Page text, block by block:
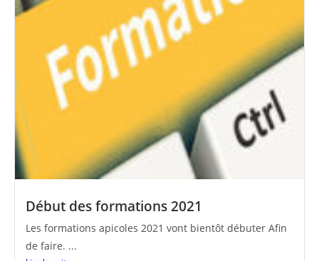
Début des formations 2021
Les formations apicoles 2021 vont bientôt débuter Afin
de faire. ...